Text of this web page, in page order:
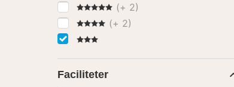
5 Stjerner(+ 2)
4 Stjerner(+ 2)
3 Stjerner
Faciliteter